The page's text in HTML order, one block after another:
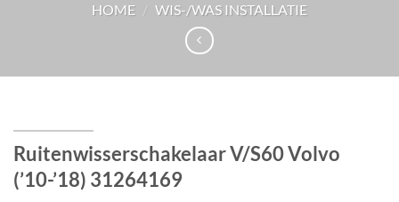
HOME / WIS-/WAS INSTALLATIE
Ruitenwisserschakelaar V/S60 Volvo
(’10-’18) 31264169